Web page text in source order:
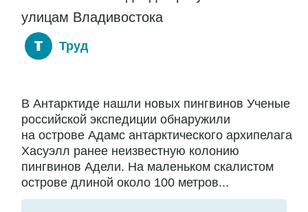
улицам Владивостока
Труд
В Антарктиде нашли новых пингвинов Ученые
российской экспедиции обнаружили
на острове Адамс антарктического архипелага
Хасуэлл ранее неизвестную колонию
пингвинов Адели. На маленьком скалистом
острове длиной около 100 метров...